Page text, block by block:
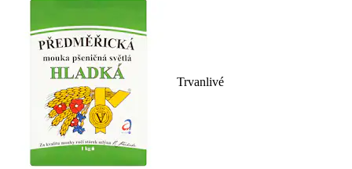
Trvanlivé